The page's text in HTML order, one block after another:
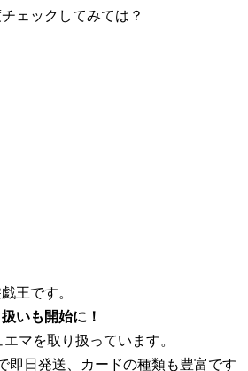
ェックしてみては？
王です。
いも開始に！
マを取り扱っています。
即日発送、カードの種類も豊富です